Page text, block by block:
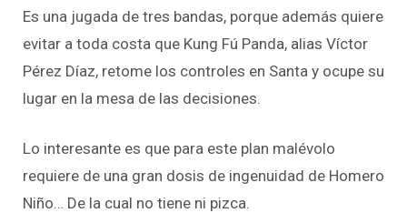
Es una jugada de tres bandas, porque además quiere
evitar a toda costa que Kung Fú Panda, alias Víctor
Pérez Díaz, retome los controles en Santa y ocupe su
lugar en la mesa de las decisiones.
Lo interesante es que para este plan malévolo
requiere de una gran dosis de ingenuidad de Homero
Niño… De la cual no tiene ni pizca.